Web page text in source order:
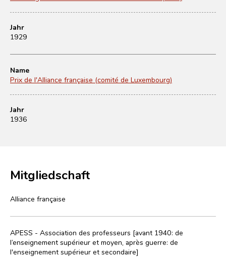
Jahr
1929
Name
Prix de l'Alliance française (comité de Luxembourg)
Jahr
1936
Mitgliedschaft
Alliance française
APESS - Association des professeurs [avant 1940: de
l’enseignement supérieur et moyen, après guerre: de
l'enseignement supérieur et secondaire]